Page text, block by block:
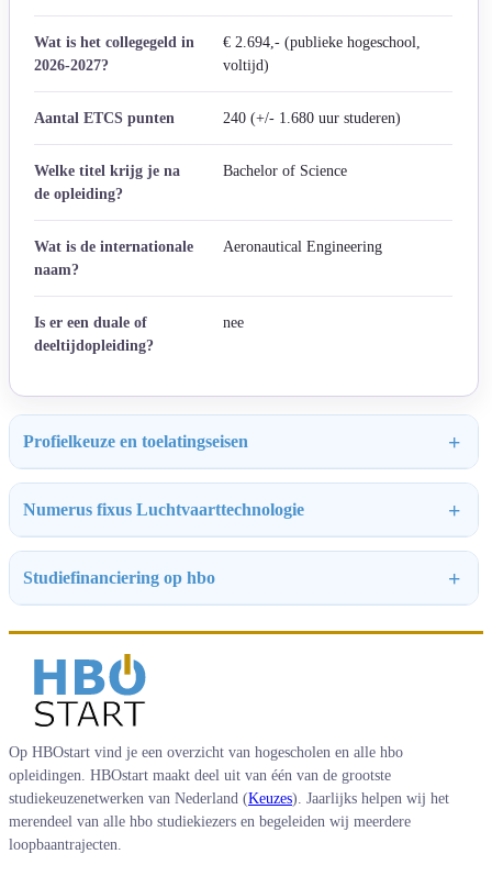
Wat is het collegegeld in
2026-2027?
€ 2.694,- (publieke hogeschool,
voltijd)
Aantal ETCS punten 240 (+/- 1.680 uur studeren)
Welke titel krijg je na
de opleiding?
Bachelor of Science
Wat is de internationale
naam?
Aeronautical Engineering
Is er een duale of
deeltijdopleiding?
nee
Profielkeuze en toelatingseisen
Numerus fixus Luchtvaarttechnologie
Studiefinanciering op hbo
Op HBOstart vind je een overzicht van hogescholen en alle hbo
opleidingen. HBOstart maakt deel uit van één van de grootste
studiekeuzenetwerken van Nederland (Keuzes). Jaarlijks helpen wij het
merendeel van alle hbo studiekiezers en begeleiden wij meerdere
loopbaantrajecten.